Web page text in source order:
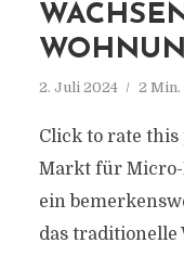
2. Juli 2024 2 Min.
Click to rate this
Markt für
ein
das traditionelle